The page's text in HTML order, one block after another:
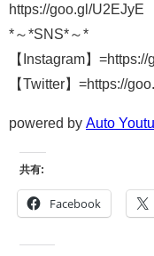
https://goo.gl/U2EJyE
*～*SNS*～*
【Instagram】
【Twitter】=https://
powered by Auto
共有:
Facebook